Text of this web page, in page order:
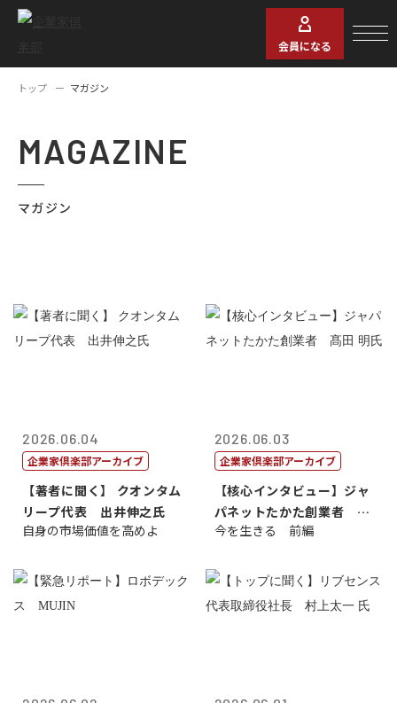
会員になる
トップ マガジン
MAGAZINE
マガジン
2026.06.04
企業家倶楽部アーカイブ
【著者に聞く】 クオンタム
リープ代表 出井伸之氏
自身の市場価値を高めよ
2026.06.03
企業家倶楽部アーカイブ
【核心インタビュー】ジャ
パネットたかた創業者 髙
田 明氏
今を生きる 前編